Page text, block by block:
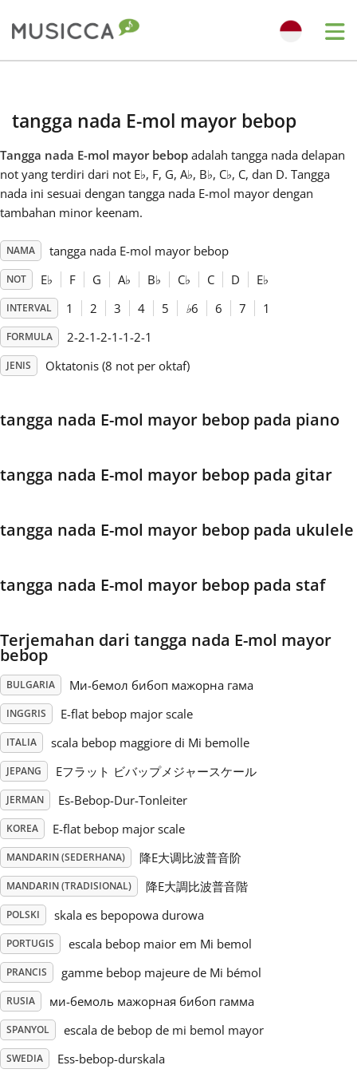
Български
English
Español
日本語
Polski
Português
Русский
Svenska
Tiếng Việt
Türkçe
Українська
简体中文
繁體中文
tangga nada E-mol mayor bebop
Tangga nada E-mol mayor bebop adalah tangga nada delapan
not yang terdiri dari not E♭, F, G, A♭, B♭, C♭, C, dan D. Tangga
nada ini sesuai dengan tangga nada E-mol mayor dengan
tambahan minor keenam.
NAMA tangga nada E-mol mayor bebop
NOT E♭ F G A♭ B♭ C♭ C D E♭
INTERVAL 1 2 3 4 5 ♭6 6 7 1
FORMULA 2-2-1-2-1-1-2-1
JENIS Oktatonis (8 not per oktaf)
tangga nada E-mol mayor bebop pada piano
tangga nada E-mol mayor bebop pada gitar
tangga nada E-mol mayor bebop pada ukulele
tangga nada E-mol mayor bebop pada staf
Terjemahan dari tangga nada E-mol mayor
bebop
BULGARIA Mи-бемол бибоп мажорна гама
INGGRIS E-flat bebop major scale
ITALIA scala bebop maggiore di Mi bemolle
JEPANG Eフラット ビバップメジャースケール
JERMAN Es-Bebop-Dur-Tonleiter
KOREA E-flat bebop major scale
MANDARIN (SEDERHANA) 降E大调比波普音阶
MANDARIN (TRADISIONAL) 降E大調比波普音階
POLSKI skala es bepopowa durowa
PORTUGIS escala bebop maior em Mi bemol
PRANCIS gamme bebop majeure de Mi bémol
RUSIA ми-бемоль мажорная бибоп гамма
SPANYOL escala de bebop de mi bemol mayor
SWEDIA Ess-bebop-durskala